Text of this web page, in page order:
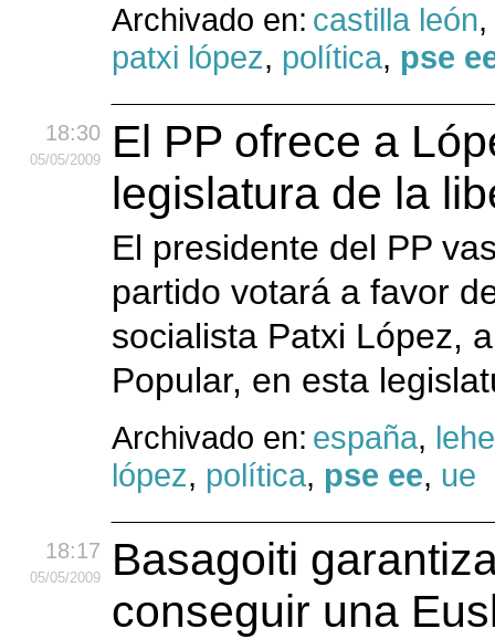
Archivado en: castilla león,
patxi lópez, política, pse
18:30
05/05/2009
El PP ofrece a
legislatura de la
El presidente del PP
partido votará a favor
socialista Patxi López,
Popular, en esta
Archivado en: españa,
lópez, política, pse ee, ue
18:17
05/05/2009
Basagoiti
conseguir una